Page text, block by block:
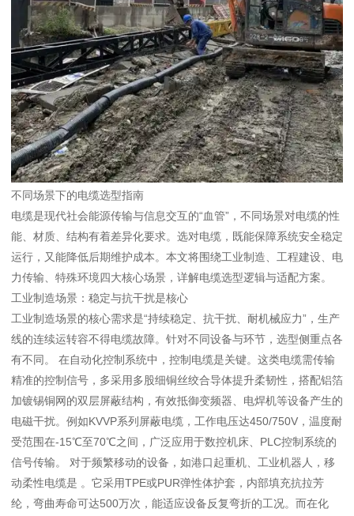
不同场景下的电缆选型指南
电缆是现代社会能源传输与信息交互的“血管”，不同场景对电缆的性
能、材质、结构有着差异化要求。选对电缆，既能保障系统安全稳定
运行，又能降低后期维护成本。本文将围绕工业制造、工程建设、电
力传输、特殊环境四大核心场景，详解电缆选型逻辑与适配方案。
工业制造场景：稳定与抗干扰是核心
工业制造场景的核心需求是“持续稳定、抗干扰、耐机械应力”，生产
线的连续运转容不得电缆故障。针对不同设备与环节，选型侧重点各
有不同。 在自动化控制系统中，控制电缆是关键。这类电缆需传输
精准的控制信号，多采用多股细铜丝绞合导体提升柔韧性，搭配铝箔
加镀锡铜网的双层屏蔽结构，有效抵御变频器、电焊机等设备产生的
电磁干扰。例如KVVP系列屏蔽电缆，工作电压达450/750V，温度耐
受范围在-15℃至70℃之间，广泛应用于数控机床、PLC控制系统的
信号传输。 对于频繁移动的设备，如港口起重机、工业机器人，移
动柔性电缆是 。它采用TPE或PUR弹性体护套，内部填充抗拉芳
纶，弯曲寿命可达500万次，能适应设备反复弯折的工况。而在化